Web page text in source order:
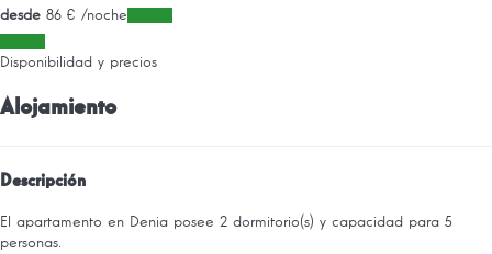
desde 86 € /noche
Disponibilidad y precios
Alojamiento
Descripción
El apartamento en Denia posee 2 dormitorio(s) y capacidad para 5
personas.